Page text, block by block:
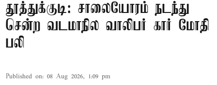
தூத்துக்குடி: சாலையோரம் நடந்து
சென்ற வடமாநில வாலிபர் கார் மோதி
பலி
Published on: 08 Aug 2026, 1:09 pm